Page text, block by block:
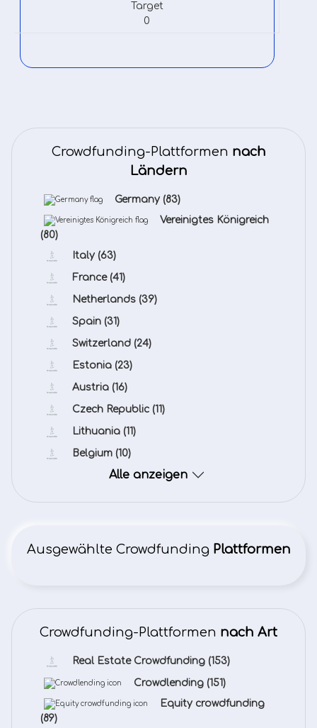
Target
0
Crowdfunding-Plattformen nach
Ländern
Germany (83)
Vereinigtes Königreich
(80)
Italy (63)
France (41)
Netherlands (39)
Spain (31)
Switzerland (24)
Estonia (23)
Austria (16)
Czech Republic (11)
Lithuania (11)
Belgium (10)
Alle anzeigen
Ausgewählte Crowdfunding Plattformen
Crowdfunding-Plattformen nach Art
Real Estate Crowdfunding (153)
Crowdlending (151)
Equity crowdfunding
(89)